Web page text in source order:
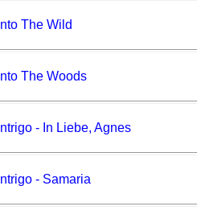
Into The Wild
Into The Woods
Intrigo - In Liebe, Agnes
Intrigo - Samaria